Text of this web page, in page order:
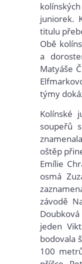
juniorek.
titulu
Obě
a
Matyáše
týmy
Kolínské
soupeřů
oštěp
Emílie
osmá
závodě
jeden
bodovala
100